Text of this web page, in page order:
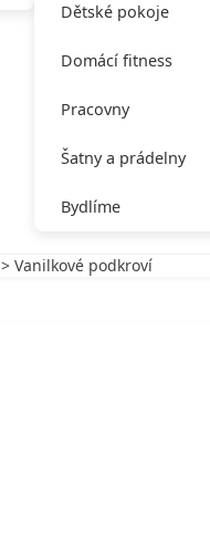
Dětské pokoje
Domácí fitness
Pracovny
Šatny a prádelny
Bydlíme
> Vanilkové podkroví